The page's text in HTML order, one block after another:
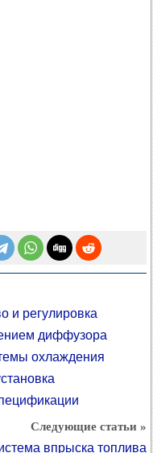
и регулировка
диффузора
охлаждения
Следующие статьи »
впрыска топлива